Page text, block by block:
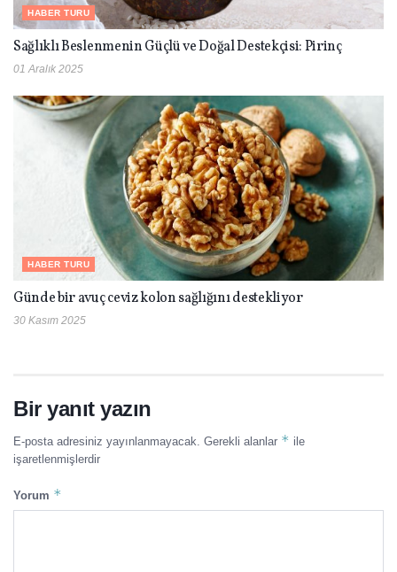
HABER TURU
Sağlıklı Beslenmenin Güçlü ve Doğal Destekçisi: Pirinç
01 Aralık 2025
HABER TURU
Günde bir avuç ceviz kolon sağlığını destekliyor
30 Kasım 2025
Bir yanıt yazın
E-posta adresiniz yayınlanmayacak. Gerekli alanlar * ile
işaretlenmişlerdir
Yorum *